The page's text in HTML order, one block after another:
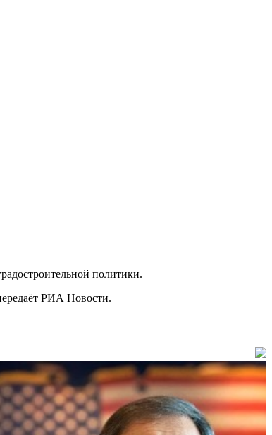
политики.
РИА Новости.